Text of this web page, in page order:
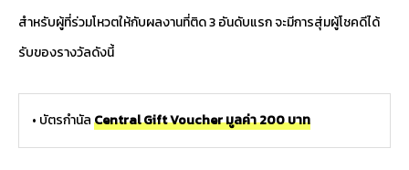
สำหรับผู้ที่ร่วมโหวตให้กับผลงานที่ติด 3 อันดับแรก จะมีการสุ่มผู้โชคดีได้
รับของรางวัลดังนี้
• บัตรกำนัลCentral Gift Voucher มูลค่า 200 บาท